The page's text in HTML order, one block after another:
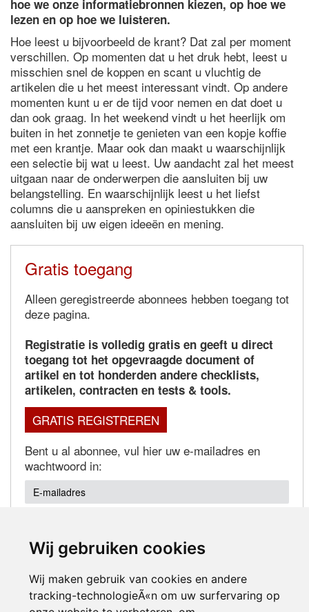
Wij gebruiken cookies
Wij maken gebruik van cookies en andere
tracking-technologieÃ«n om uw surfervaring op
hoe we onze informatiebronnen kiezen, op hoe we
lezen en op hoe we luisteren.
Hoe leest u bijvoorbeeld de krant? Dat zal per moment
verschillen. Op momenten dat u het druk hebt, leest u
misschien snel de koppen en scant u vluchtig de
artikelen die u het meest interessant vindt. Op andere
momenten kunt u er de tijd voor nemen en dat doet u
dan ook graag. In het weekend vindt u het heerlijk om
buiten in het zonnetje te genieten van een kopje koffie
met een krantje. Maar ook dan maakt u waarschijnlijk
een selectie bij wat u leest. Uw aandacht zal het meest
uitgaan naar de onderwerpen die aansluiten bij uw
belangstelling. En waarschijnlijk leest u het liefst
columns die u aanspreken en opiniestukken die
aansluiten bij uw eigen ideeën en mening.
Gratis toegang
Alleen geregistreerde abonnees hebben toegang tot
deze pagina.
Registratie is volledig gratis en geeft u direct
toegang tot het opgevraagde document of
artikel en tot honderden andere checklists,
artikelen, contracten en tests & tools.
GRATIS REGISTREREN
Bent u al abonnee, vul hier uw e-mailadres en
wachtwoord in:
Wachtwoord vergeten?